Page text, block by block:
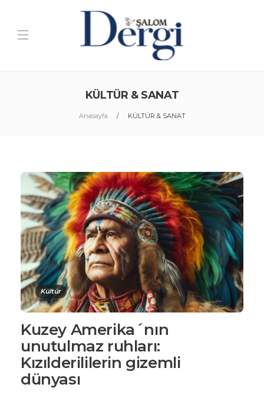
KÜLTÜR & SANAT
Anasayfa KÜLTÜR & SANAT
Kültür
Kuzey Amerika´nın
unutulmaz ruhları:
Kızılderililerin gizemli
dünyası